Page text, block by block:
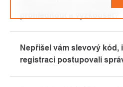
emailem či telefonicky.
Rádi vám zde poradíme s
vybavení, které si můžete
showroomu.
Nepřišel vám slevový kód,
registraci postupovali